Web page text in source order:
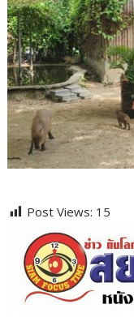
Post Views: 15